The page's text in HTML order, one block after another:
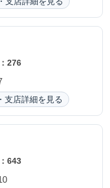
276
支店詳細を見る
643